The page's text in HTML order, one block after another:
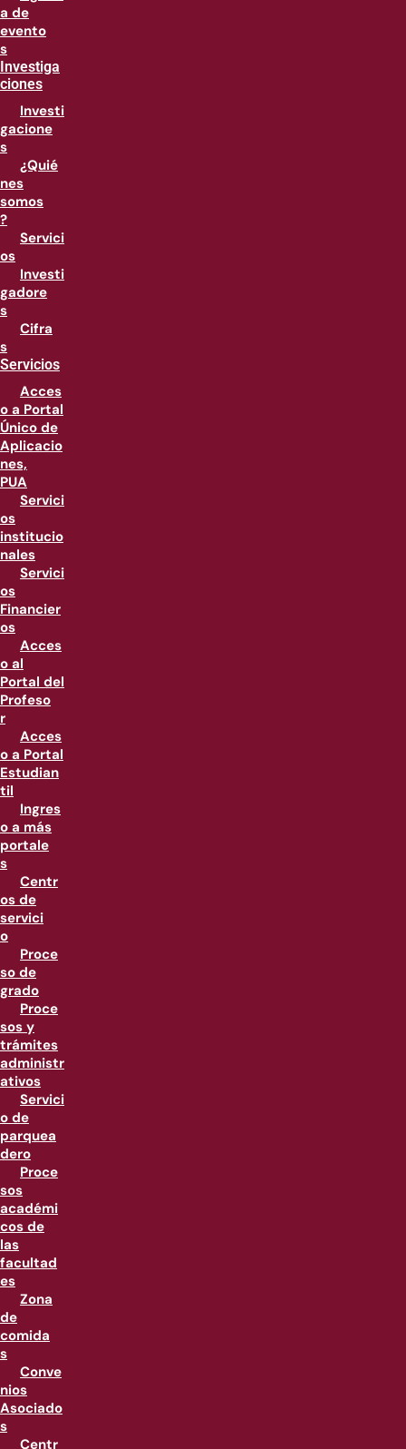
a de
evento
s
Investiga
ciones
Investi
gacione
s
¿Quié
nes
somos
?
Servici
os
Investi
gadore
s
Cifra
s
Servicios
Acces
o a Portal
Único de
Aplicacio
nes,
PUA
Servici
os
institucio
nales
Servici
os
Financier
os
Acces
o al
Portal del
Profeso
r
Acces
o a Portal
Estudian
til
Ingres
o a más
portale
s
Centr
os de
servici
o
Proce
so de
grado
Proce
sos y
trámites
administr
ativos
Servici
o de
parquea
dero
Proce
sos
académi
cos de
las
facultad
es
Zona
de
comida
s
Conve
nios
Asociado
s
Centr